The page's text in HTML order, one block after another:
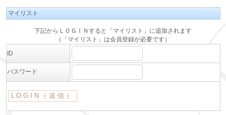
マイリスト
下記からＬＯＧＩＮすると「マイリスト」に追加されます
（「マイリスト」は会員登録が必要です）
ID
パスワード